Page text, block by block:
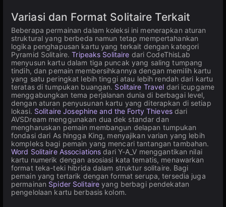
Variasi dan Format Solitaire Terkait
Beberapa permainan dalam koleksi ini menerapkan aturan
struktural yang berbeda namun tetap mempertahankan
logika penghapusan kartu yang terkait dengan kategori
Pyramid Solitaire.Tripeaks Solitaire dari CodeThisLab
menyusun kartu dalam tiga puncak yang saling tumpang
tindih, dan pemain membersihkannya dengan memilih kartu
yang satu peringkat lebih tinggi atau lebih rendah dari kartu
teratas di tumpukan buangan. Solitaire Travel dari icupgame
menggabungkan tema perjalanan dunia di berbagai level,
dengan aturan penyusunan kartu yang diterapkan di setiap
lokasi. Solitaire Josephine and the Forty Thievesdari
AVSDream menggunakan dua dek standar dan
mengharuskan pemain membangun delapan tumpukan
fondasi dari As hingga King, menyajikan varian yang lebih
kompleks bagi pemain yang mencari tantangan tambahan.
Word Solitaire Associations dari Y-A_V menggantikan nilai
kartu numerik dengan asosiasi kata tematis, menawarkan
format teka-teki hibrida dalam struktur solitaire. Bagi
pemain yang tertarik dengan format serupa, tersedia juga
permainan Spider Solitaire yang berbagi pendekatan
pengelolaan kartu berbasis kolom.